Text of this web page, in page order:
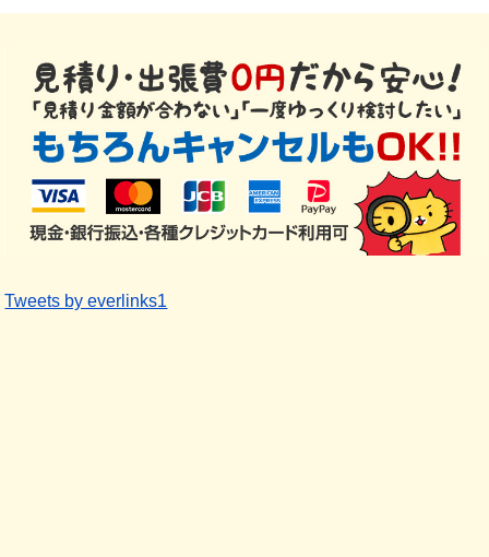
Tweets by everlinks1